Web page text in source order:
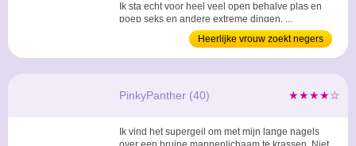
Ik sta echt voor heel veel open behalve plas en
poep seks en andere extreme dingen. ...
Heerlijke vrouw zoekt negers
★★★★☆
PinkyPanther (40)
Ik vind het supergeil om met mijn lange nagels